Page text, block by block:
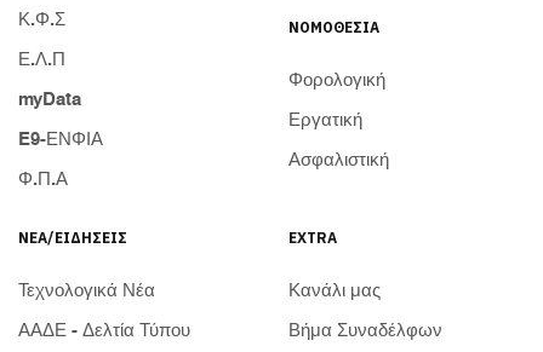
Κ.Φ.Σ
Ε.Λ.Π
myData
E9-ΕΝΦΙΑ
Φ.Π.Α
ΝΟΜΟΘΕΣΊΑ
Φορολογική
Εργατική
Ασφαλιστική
ΝΈΑ/ΕΙΔΉΣΕΙΣ
Τεχνολογικά Νέα
ΑΑΔΕ - Δελτία Τύπου
EXTRA
Κανάλι μας
Βήμα Συναδέλφων